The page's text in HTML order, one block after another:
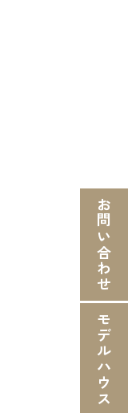
お問い合わせ
モデルハウス